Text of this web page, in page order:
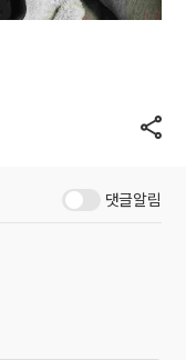
댓글알림